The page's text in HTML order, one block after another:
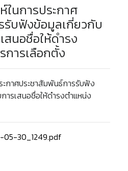
ในการประกาศ
รับฟังข้อมูลเกี่ยวกับ
นอชื่อให้ดำรง
การเลือกตั้ง
ะกาศประชาสัมพันธ์การรับฟัง
รเสนอชื่อให้ดำรงตำแหน่ง
05-30_1249.pdf